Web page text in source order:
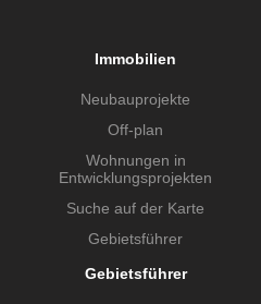
Immobilien
Neubauprojekte
Off-plan
Wohnungen in
Entwicklungsprojekten
Suche auf der Karte
Gebietsführer
Gebietsführer